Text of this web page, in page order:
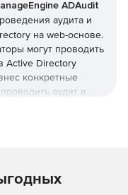
ADAudit
аудита и
на web-основе.
могут проводить
Active Directory
конкретные
аудит и
в XLS, HTML,